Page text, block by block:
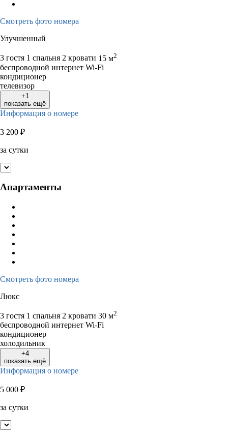
Смотреть фото номера
Улучшенный
3 гостя 1 спальня 2 кровати 15 м2
беспроводной интернет Wi-Fi
кондиционер
телевизор
+1
показать ещё
Информация о номере
3 200 ₽
за сутки
Апартаменты
Смотреть фото номера
Люкс
3 гостя 1 спальня 2 кровати 30 м2
беспроводной интернет Wi-Fi
кондиционер
холодильник
+4
показать ещё
Информация о номере
5 000 ₽
за сутки